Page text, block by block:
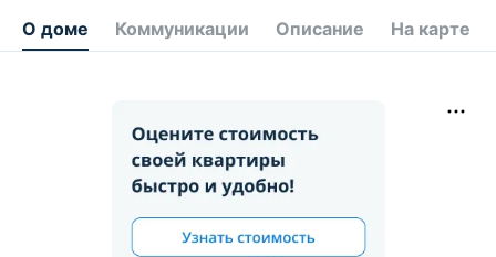
О доме Коммуникации Описание На карте